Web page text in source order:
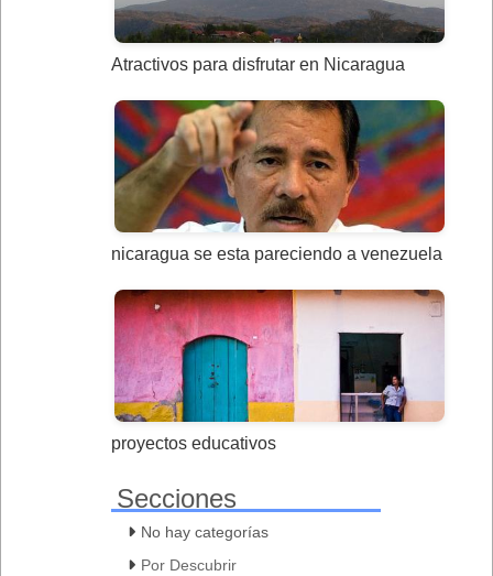
Atractivos para disfrutar en Nicaragua
nicaragua se esta pareciendo a venezuela
proyectos educativos
Secciones
No hay categorías
Por Descubrir